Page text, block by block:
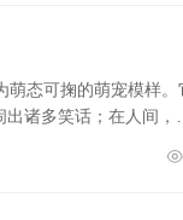
萌态可掬的萌宠模样。
诸多笑话；在人间，更